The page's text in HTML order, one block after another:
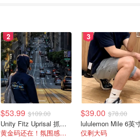
2
$53.99 $109.00
Unity Fitz Uprisal 抓绒卫衣
黄金码还在！氛围感之神
3
$39.00 $78.00
仅剩大码